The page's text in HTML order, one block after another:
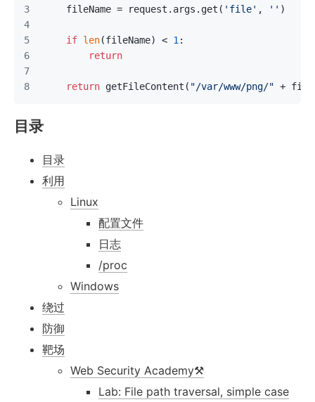
    fileName = request.args.get(
'file' , '' )
if len(fileName) < 1 :
return
return getFileContent( "/var/www/png/" +
目录
目录
利用
Linux
配置文件
日志
/proc
Windows
绕过
防御
靶场
Web Security Academy⚒️
Lab: File path traversal, simple case